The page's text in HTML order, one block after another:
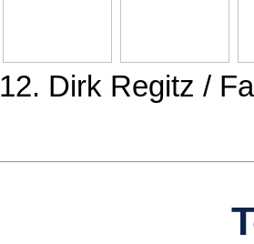
12. Dirk Regitz /